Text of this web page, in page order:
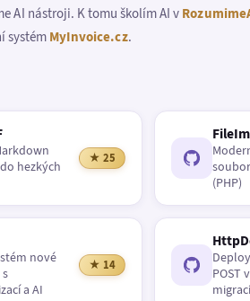
AI nástroji. K tomu školím AI v
systém MyInvoice.cz.
hezkých
★ 25
(PHP)
nové
a AI
★ 14
POST
migrací